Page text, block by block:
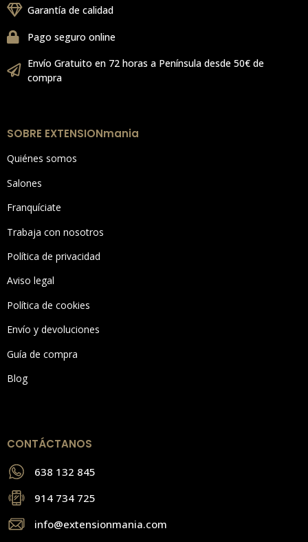
Garantía de calidad
Pago seguro online
Envío Gratuito en 72 horas a Península desde 50€ de
compra
SOBRE EXTENSIONmania
Quiénes somos
Salones
Franquíciate
Trabaja con nosotros
Política de privacidad
Aviso legal
Política de cookies
Envío y devoluciones
Guía de compra
Blog
CONTÁCTANOS
638 132 845
914 734 725
info@extensionmania.com